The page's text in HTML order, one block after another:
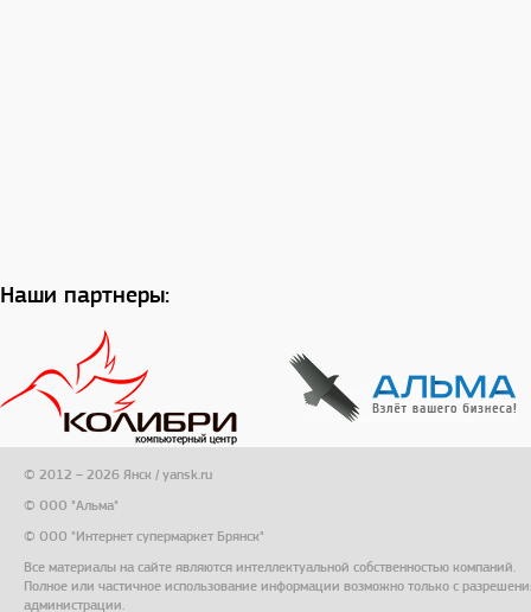
Наши партнеры:
© 2012 – 2026 Янск / yansk.ru
© ООО "Альма"
© ООО "Интернет супермаркет Брянск"
Все материалы на сайте являются интеллектуальной собственностью компаний.
Полное или частичное использование информации возможно только с
администрации.